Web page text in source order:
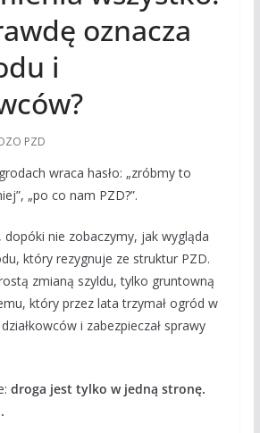
oznacza
i
PZD
wraca hasło: „zróbmy to
„po co nam PZD?”.
dopóki nie zobaczymy, jak wygląda
który rezygnuje ze struktur PZD.
zmianą szyldu, tylko gruntowną
który przez lata trzymał ogród w
i zabezpieczał sprawy
droga jest tylko w jedną stronę.